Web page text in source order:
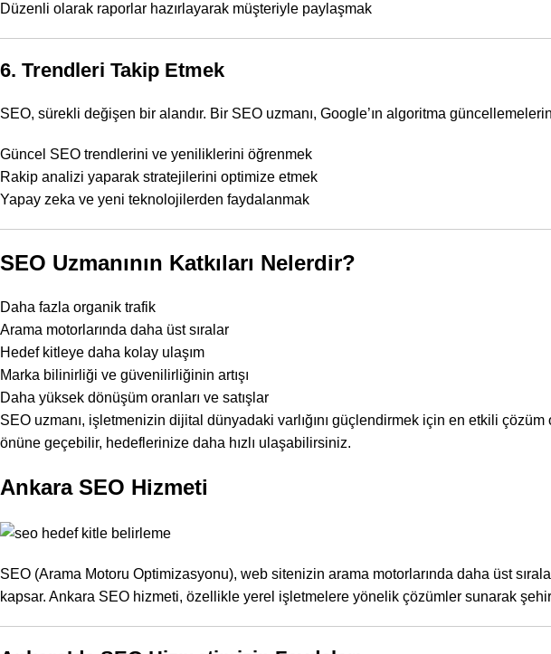
Düzenli olarak raporlar hazırlayarak müşteriyle paylaşmak
6. Trendleri Takip Etmek
SEO, sürekli değişen bir alandır. Bir SEO uzmanı, Google’ın algoritma
Güncel SEO trendlerini ve yeniliklerini öğrenmek
Rakip analizi yaparak stratejilerini optimize etmek
Yapay zeka ve yeni teknolojilerden faydalanmak
SEO Uzmanının Katkıları Nelerdir?
Daha fazla organik trafik
Arama motorlarında daha üst sıralar
Hedef kitleye daha kolay ulaşım
Marka bilinirliği ve güvenilirliğinin artışı
Daha yüksek dönüşüm oranları ve satışlar
SEO uzmanı, işletmenizin dijital dünyadaki varlığını güçlendirmek için en etkili
önüne geçebilir, hedeflerinize daha hızlı ulaşabilirsiniz.
Ankara SEO Hizmeti
SEO (Arama Motoru Optimizasyonu), web sitenizin arama motorlarında daha üst
kapsar. Ankara SEO hizmeti, özellikle yerel işletmelere yönelik çözümler sunarak